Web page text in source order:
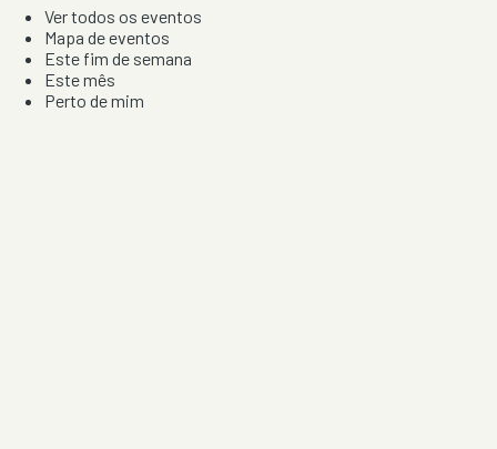
Ver todos os eventos
Mapa de eventos
Este fim de semana
Este mês
Perto de mim